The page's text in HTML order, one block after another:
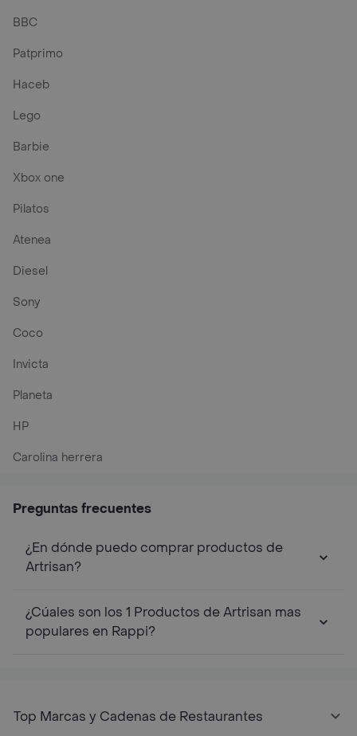
BBC
Patprimo
Haceb
Lego
Barbie
Xbox one
Pilatos
Atenea
Diesel
Sony
Coco
Invicta
Planeta
HP
Carolina herrera
Preguntas frecuentes
¿En dónde puedo comprar productos de
Artrisan?
¿Cúales son los 1 Productos de Artrisan mas
populares en Rappi?
Top Marcas y Cadenas de Restaurantes